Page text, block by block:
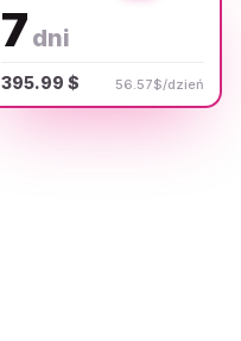
7 dni
395.99 $ 56.57$/dzień